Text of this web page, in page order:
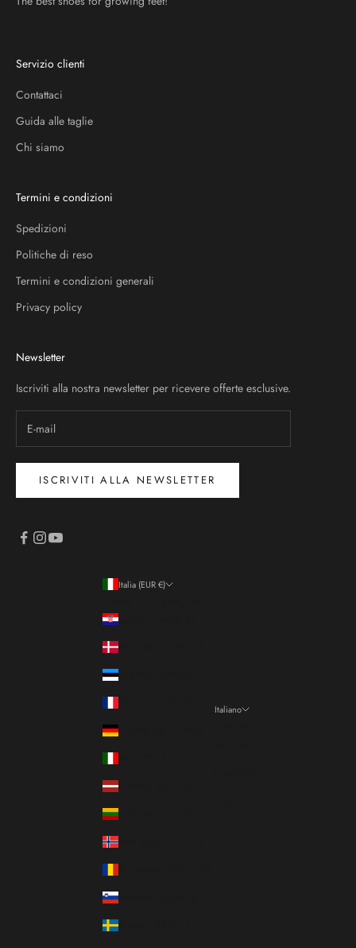
Servizio clienti
Contattaci
Guida alle taglie
Chi siamo
Termini e condizioni
Spedizioni
Politiche di reso
Termini e condizioni generali
Privacy policy
Newsletter
Iscriviti alla nostra newsletter per ricevere offerte esclusive.
ISCRIVITI ALLA NEWSLETTER
Italia (EUR €)
Croazia (EUR €)
Danimarca (DKK kr.)
Estonia (EUR €)
Francia (EUR €)
Germania (EUR €)
Italia (EUR €)
Lettonia (EUR €)
Lituania (EUR €)
Norvegia (EUR €)
Romania (RON Lei)
Slovenia (EUR €)
Svezia (SEK kr)
Italiano